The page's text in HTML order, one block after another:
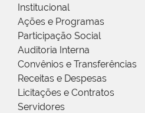
Institucional
Ações e Programas
Participação Social
Auditoria Interna
Convênios e Transferências
Receitas e Despesas
Licitações e Contratos
Servidores